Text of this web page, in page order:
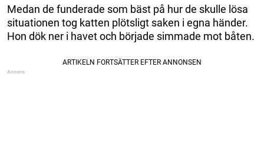
Medan de funderade som bäst på hur de skulle lösa
situationen tog katten plötsligt saken i egna händer.
Hon dök ner i havet och började simmade mot båten.